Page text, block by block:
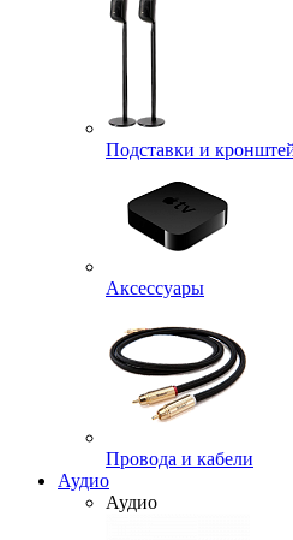
Подставки и
Аксессуары
Провода и кабели
Аудио
Аудио